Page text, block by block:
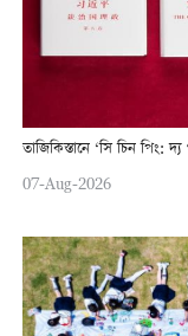
তাজিকিস্তানে ‘সি চিন পিং:
07-Aug-2026